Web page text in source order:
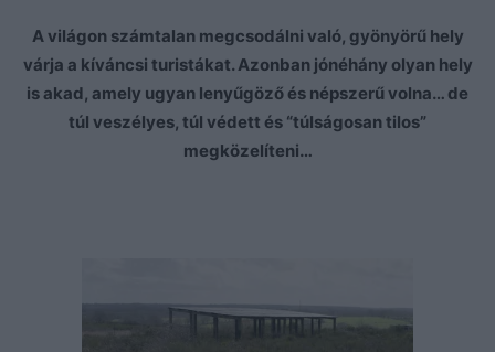
A világon számtalan megcsodálni való, gyönyörű hely
várja a kíváncsi turistákat. Azonban jónéhány olyan hely
is akad, amely ugyan lenyűgöző és népszerű volna… de
túl veszélyes, túl védett és “túlságosan tilos”
megközelíteni…